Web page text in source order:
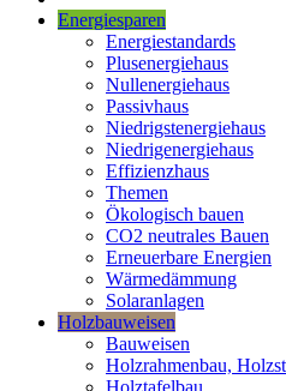
Energiesparen
Energiestandards
Plusenergiehaus
Nullenergiehaus
Passivhaus
Niedrigstenergiehaus
Niedrigenergiehaus
Effizienzhaus
Themen
Ökologisch bauen
CO2 neutrales Bauen
Erneuerbare Energien
Wärmedämmung
Solaranlagen
Holzbauweisen
Bauweisen
Holzrahmenbau,